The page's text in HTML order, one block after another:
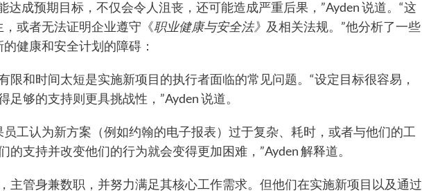
达成预期目标，不仅会令人沮丧，还可能造成严重后果，”Ayden 说道。“这
或者无法证明企业遵守《职业健康与安全法》 及相关法规。”他分析了一些
健康和安全计划的障碍：
限和时间太短是实施新项目的执行者面临的常见问题。“设定目标很容易，
足够的支持则更具挑战性，”Ayden 说道。
员工认为新方案（例如约翰的电子报表）过于复杂、耗时，或者与他们的工
的支持并改变他们的行为就会变得更加困难，”Ayden 解释道。
主管身兼数职，并努力满足其核心工作需求。但他们在实施新项目以及通过